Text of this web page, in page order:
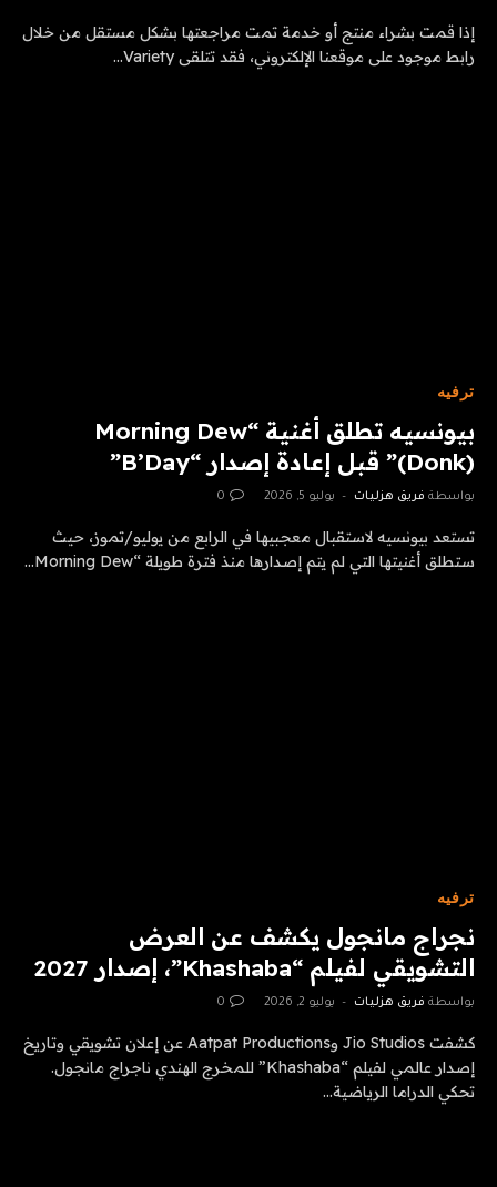
إذا قمت بشراء منتج أو خدمة تمت مراجعتها بشكل مستقل من خلال
رابط موجود على موقعنا الإلكتروني، فقد تتلقى Variety…
ترفيه
بيونسيه تطلق أغنية “Morning Dew
(Donk)” قبل إعادة إصدار “B’Day”
بواسطة فريق هزليات يوليو 5, 2026 0
تستعد بيونسيه لاستقبال معجبيها في الرابع من يوليو/تموز، حيث
ستطلق أغنيتها التي لم يتم إصدارها منذ فترة طويلة “Morning Dew…
ترفيه
نجراج مانجول يكشف عن العرض
التشويقي لفيلم “Khashaba”، إصدار 2027
بواسطة فريق هزليات يوليو 2, 2026 0
كشفت Jio Studios وAatpat Productions عن إعلان تشويقي وتاريخ
إصدار عالمي لفيلم “Khashaba” للمخرج الهندي ناجراج مانجول.
تحكي الدراما الرياضية…